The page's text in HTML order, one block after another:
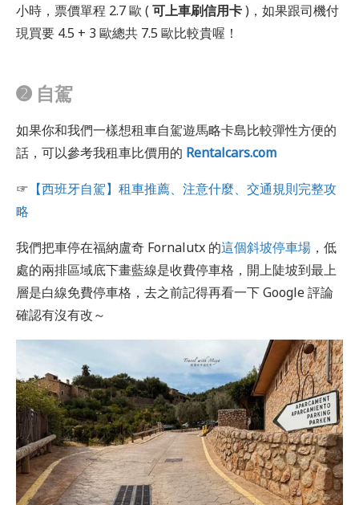
小時，票價單程 2.7 歐 (可上車刷信用卡)，如果跟司機付
現買要 4.5 + 3 歐總共 7.5 歐比較貴喔！
➋ 自駕
如果你和我們一樣想租車自駕遊馬略卡島比較彈性方便的
話，可以參考我租車比價用的 Rentalcars.com
☞ 【西班牙自駕】租車推薦、注意什麼、交通規則完整攻
略
我們把車停在福納盧奇 Fornalutx 的這個斜坡停車場 ，低
處的兩排區域底下畫藍線是收費停車格，開上陡坡到最上
層是白線免費停車格，去之前記得再看一下 Google 評論
確認有沒有改～